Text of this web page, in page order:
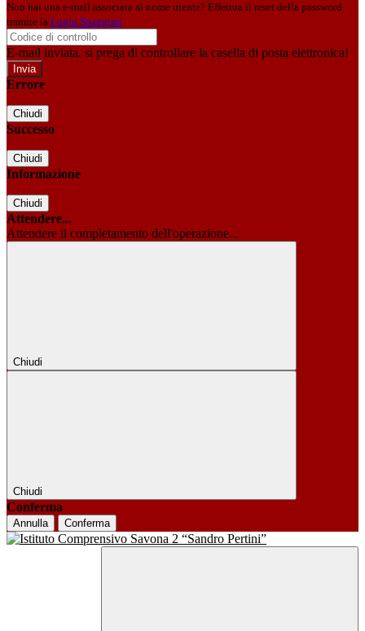
Non hai una e-mail associata al nome utente? Effettua il reset della password
tramite la Login Spaggiari
E-mail inviata, si prega di controllare la casella di posta elettronica!
Errore
Chiudi
Successo
Chiudi
Informazione
Chiudi
Attendere...
Attendere il completamento dell'operazione...
Chiudi
Chiudi
Conferma
Annulla Conferma